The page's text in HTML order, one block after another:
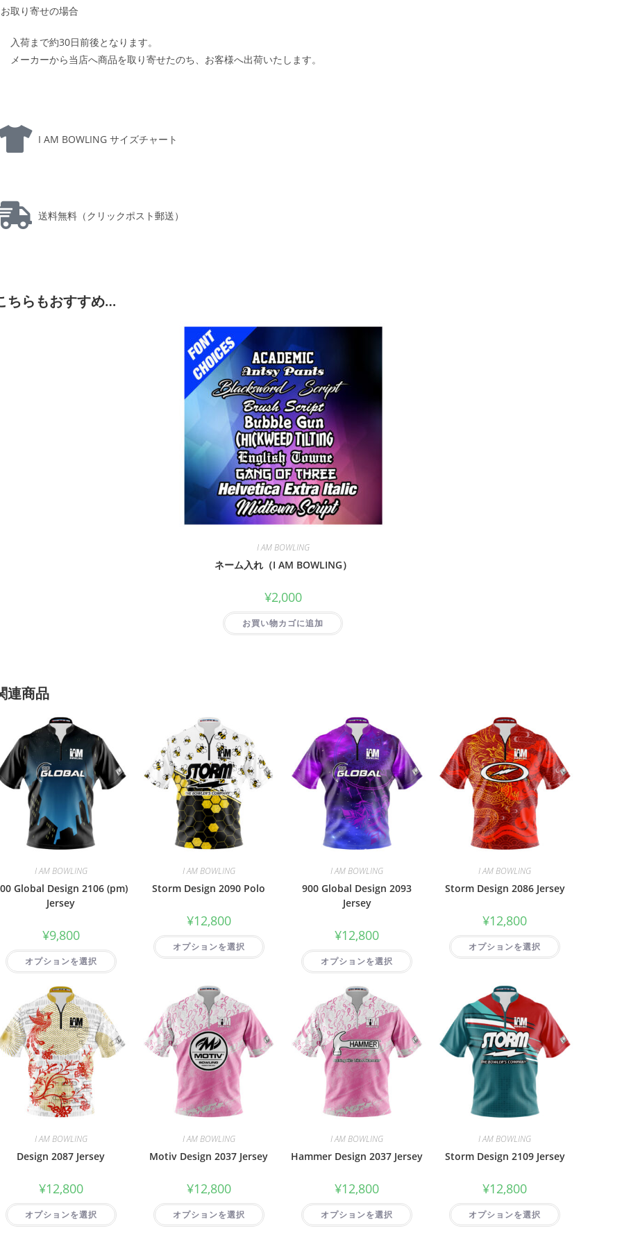
お取り寄せの場合
入荷まで約30日前後となります。
メーカーから当店へ商品を取り寄せたのち、お客様へ出荷いたします。
I AM BOWLING サイズチャート
送料無料（クリックポスト郵送）
ちらもおすすめ…
I AM BOWLING
ネーム入れ（I AM BOWLING）
¥2,000
お買い物カゴに追加
連商品
I AM BOWLING
Global Design 2106 (pm)
Jersey
¥9,800
オプションを選択
I AM BOWLING
Storm Design 2090 Polo
¥12,800
オプションを選択
I AM BOWLING
900 Global Design 2093
Jersey
¥12,800
オプションを選択
I AM BOWLING
Storm Design 2086 Jersey
¥12,800
オプションを選択
I AM BOWLING
Design 2087 Jersey
¥12,800
オプションを選択
I AM BOWLING
Motiv Design 2037 Jersey
¥12,800
オプションを選択
I AM BOWLING
Hammer Design 2037 Jersey
¥12,800
オプションを選択
I AM BOWLING
Storm Design 2109 Jersey
¥12,800
オプションを選択